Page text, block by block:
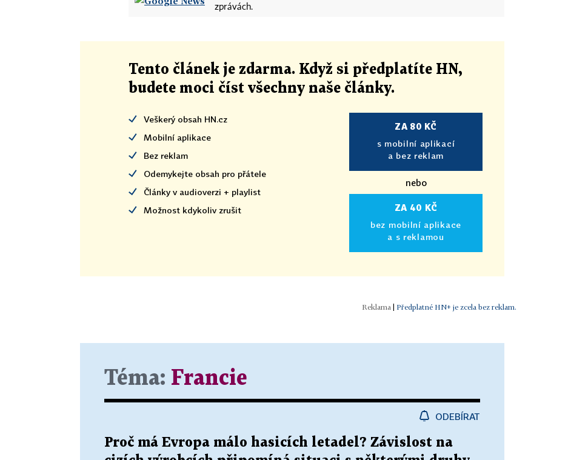
zprávách.
Tento článek je zdarma. Když si předplatíte HN,
budete moci číst všechny naše články.
Veškerý obsah HN.cz
Mobilní aplikace
Bez reklam
Odemykejte obsah pro přátele
Články v audioverzi + playlist
Možnost kdykoliv zrušit
ZA 80 KČ
s mobilní aplikací
a bez reklam
nebo
ZA 40 KČ
bez mobilní aplikace
a s reklamou
| Předplatné HN+ je zcela bez reklam.
Téma: Francie
ODEBÍRAT
Proč má Evropa málo hasicích letadel? Závislost na